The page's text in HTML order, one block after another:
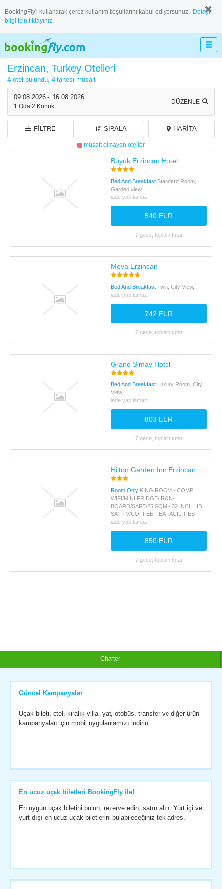
BookingFly'i kullanarak çerez kullanım koşullarını kabul ediyorsunuz. Detaylı
bilgi için tıklayınız.
09.08.2026 - 16.08.2026
1 Oda 2 Konuk
DÜZENLE
Erzincan, Turkey Otelleri
4 otel bulundu, 4 tanesi müsait
müsait olmayan oteller
FILTRE SIRALA HARITA
Büyük Erzincan Hotel
Bed And Breakfast Standard Room,
Garden view,
iade yapılamaz
540 EUR
7 gece, toplam tutar
Meva Erzincan
Bed And Breakfast Twin, City View,
iade yapılamaz
742 EUR
7 gece, toplam tutar
Grand Simay Hotel
Bed And Breakfast Luxury Room, City
View,
iade yapılamaz
803 EUR
7 gece, toplam tutar
Hilton Garden Inn Erzincan
Room Only KING ROOM - COMP
WIFI/MINI FRIDGE/IRON-
BOARD/SAFE/25 SQM - 32 INCH HD
SAT TV/COFFEE-TEA FACILITIES -
iade yapılamaz
850 EUR
7 gece, toplam tutar
Charter
Güncel Kampanyalar
Uçak bileti, otel, kiralık villa, yat, otobüs, transfer ve diğer ürün
kampanyaları için mobil uygulamamızı indirin.
En ucuz uçak biletleri BookingFly ile!
En uygun uçak biletini bulun, rezerve edin, satın alın. Yurt içi ve
yurt dışı en ucuz uçak biletlerini bulabileceğiniz tek adres.